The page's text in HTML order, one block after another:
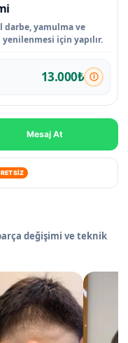
darbe, yamulma ve
için yapılır.
13.000₺
Mesaj At
değişimi ve teknik